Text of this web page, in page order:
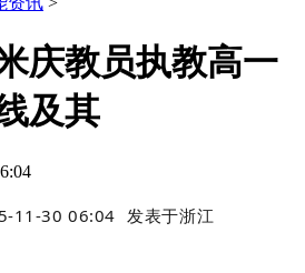
庆教员执教高一
及其
11-30 06:04 发表于浙江